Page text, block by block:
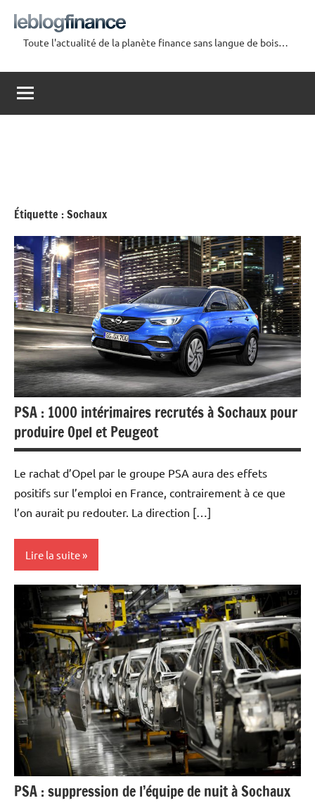
contenu
Blog
Finance
Toute l'actualité de la planète finance sans langue de bois…
Étiquette :Sochaux
PSA : 1000 intérimaires recrutés à Sochaux pour
produire Opel et Peugeot
Le rachat d’Opel par le groupe PSA aura des effets
positifs sur l’emploi en France, contrairement à ce que
l’on aurait pu redouter. La direction […]
Lire la suite
Actualités
Automobile
Economie
PSA : suppression de l’équipe de nuit à Sochaux